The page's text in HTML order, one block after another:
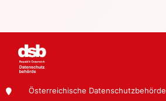
Österreichische Datenschutzbehörde